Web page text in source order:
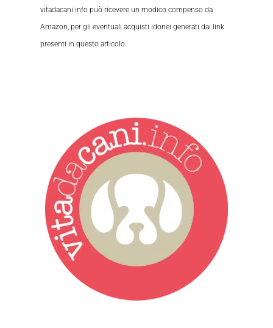
vitadacani.info può ricevere un modico compenso da
Amazon, per gli eventuali acquisti idonei generati dai link
presenti in questo articolo.